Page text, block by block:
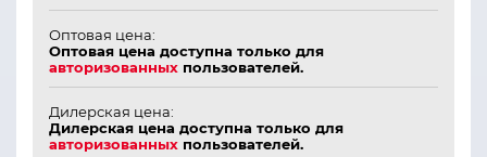
Оптовая цена:
Оптовая цена доступна только для
авторизованных пользователей.
Дилерская цена:
Дилерская цена доступна только для
авторизованных пользователей.